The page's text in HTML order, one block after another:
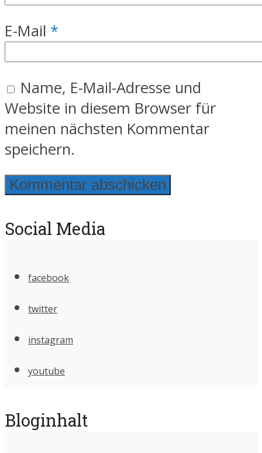
E-Mail *
Name, E-Mail-Adresse und
Website in diesem Browser für
meinen nächsten Kommentar
speichern.
Social Media
facebook
twitter
instagram
youtube
Bloginhalt